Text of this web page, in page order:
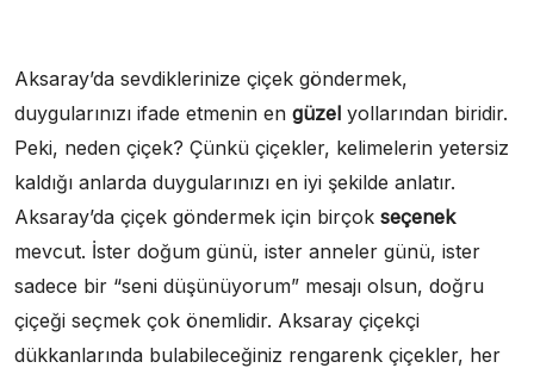
Aksaray’da sevdiklerinize çiçek göndermek,
duygularınızı ifade etmenin en güzel yollarından biridir.
Peki, neden çiçek? Çünkü çiçekler, kelimelerin yetersiz
kaldığı anlarda duygularınızı en iyi şekilde anlatır.
Aksaray’da çiçek göndermek için birçok seçenek
mevcut. İster doğum günü, ister anneler günü, ister
sadece bir “seni düşünüyorum” mesajı olsun, doğru
çiçeği seçmek çok önemlidir. Aksaray çiçekçi
dükkanlarında bulabileceğiniz rengarenk çiçekler, her